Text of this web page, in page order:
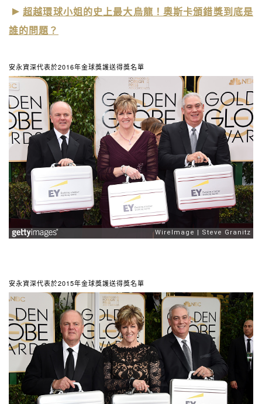
超越環球小姐的史上最大烏龍！奧斯卡頒錯獎到底是
誰的問題？
安永資深代表於2016年金球獎護送得獎名單
安永資深代表於2015年金球獎護送得獎名單